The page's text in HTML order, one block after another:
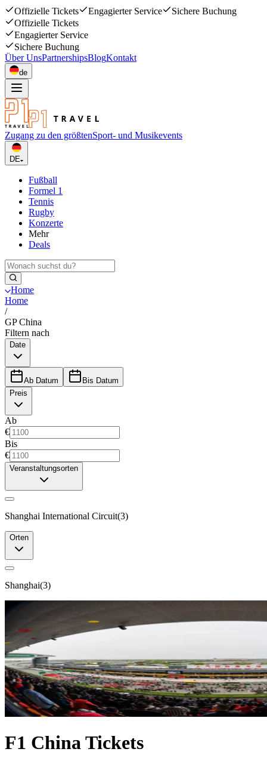
Offizielle Tickets Engagierter Service
Sichere Buchung
Offizielle Tickets
Engagierter Service
Sichere Buchung
Über UnsPartnershipsBlogKontakt
de
Zugang zu den größtenSport- und Musikevents
DE
Fußball
Formel 1
Tennis
Rugby
Konzerte
Mehr
Deals
Home
Home
/
GP China
Filtern nach
Date
Ab Datum
Bis Datum
Preis
Ab
€
Bis
€
Veranstaltungsorten
Shanghai International Circuit(3)
Orten
Shanghai(3)
F1 China Tickets